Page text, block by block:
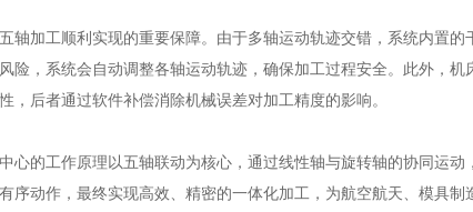
加工顺利实现的重要保障。由于多轴运动轨迹交错，系统内置的
险，系统会自动调整各轴运动轨迹，确保加工过程安全。此外，
，后者通过软件补偿消除机械误差对加工精度的影响。
的工作原理以五轴联动为核心，通过线性轴与旋转轴的协同运动
序动作，最终实现高效、精密的一体化加工，为航空航天、模具制